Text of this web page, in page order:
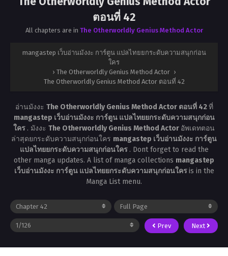
ตอนที่ 42
All chapters are in The Otherworldly Genius Method Actor
mangastep เว็บอ่านมังงะ การ์ตูน แปลไทยยกระดับความสนุกก่อน
ใคร
› The Otherworldly Genius Method Actor ›
The Otherworldly Genius Method Actor ตอนที่ 42
อ่านมังงะ The Otherworldly Genius Method Actor ตอนที่ 42ที่
mangastep เว็บอ่านมังงะ การ์ตูน แปลไทยยกระดับความสนุกก่อน
ใคร . มังงะ The Otherworldly Genius Method Actor อัพเดทตอน
ล่าสุดยกระดับความสนุกก่อนใคร mangastep เว็บอ่านมังงะ การ์ตูน
แปลไทยยกระดับความสนุกก่อนใคร . Dont forget to read the
other manga updates. A list of manga collections mangastep
เว็บอ่านมังงะ การ์ตูน แปลไทยยกระดับความสนุกก่อนใครis in the
Manga List menu.
Prev Next